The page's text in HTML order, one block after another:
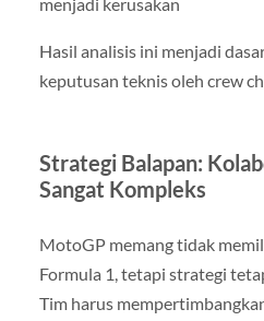
Hasil analisis ini menjadi
keputusan teknis oleh crew
Strategi Balapan:
Sangat Kompleks
MotoGP memang tidak
Formula 1, tetapi strategi
Tim harus